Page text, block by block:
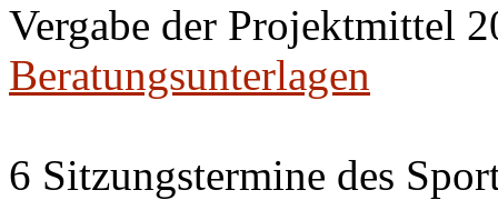
Vergabe der Projektmittel
Beratungsunterlagen
6 Sitzungstermine des